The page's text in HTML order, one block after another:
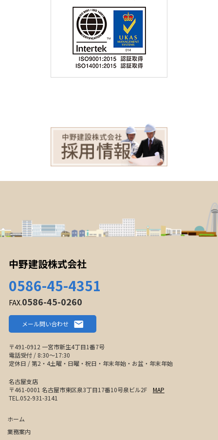
中野建設株式会社
0586-45-4351
FAX.0586-45-0260
メール問い合わせ
〒491-0912 一宮市新生4丁目1番7号
電話受付 / 8:30〜17:30
定休日 / 第2・4土曜・日曜・祝日・年末年始・お盆・年末年始
名古屋支店
〒461-0001 名古屋市東区泉3丁目17番10号泉ビル2F MAP
TEL.052-931-3141
ホーム
業務案内